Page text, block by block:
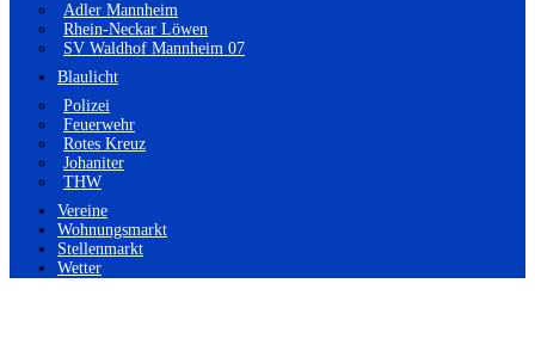
Adler Mannheim
Rhein-Neckar Löwen
SV Waldhof Mannheim 07
Blaulicht
Polizei
Feuerwehr
Rotes Kreuz
Johaniter
THW
Vereine
Wohnungsmarkt
Stellenmarkt
Wetter